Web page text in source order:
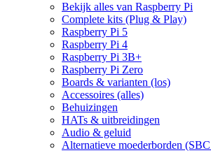
Bekijk alles van Raspberry Pi
Complete kits (Plug & Play)
Raspberry Pi 5
Raspberry Pi 4
Raspberry Pi 3B+
Raspberry Pi Zero
Boards & varianten (los)
Accessoires (alles)
Behuizingen
HATs & uitbreidingen
Audio & geluid
Alternatieve moederborden